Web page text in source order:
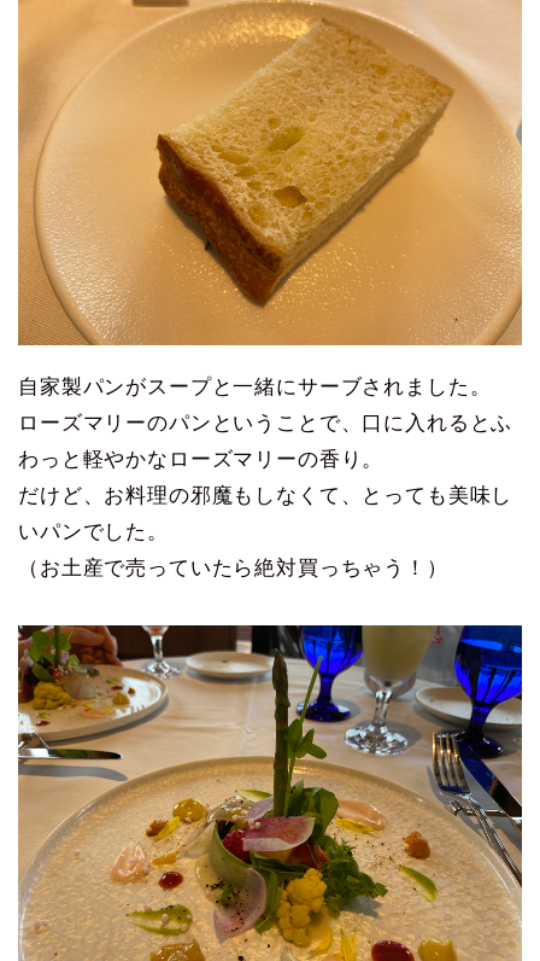
自家製パンがスープと一緒にサーブされました。
ローズマリーのパンということで、口に入れるとふ
わっと軽やかなローズマリーの香り。
だけど、お料理の邪魔もしなくて、とっても美味し
いパンでした。
（お土産で売っていたら絶対買っちゃう！）